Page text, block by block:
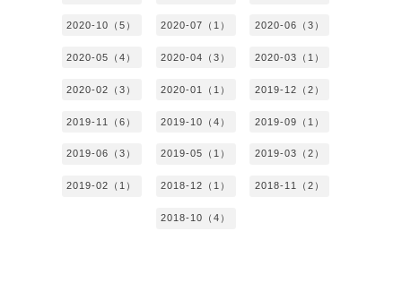
2020-10（5） 2020-07（1） 2020-06（3）
2020-05（4） 2020-04（3） 2020-03（1）
2020-02（3） 2020-01（1） 2019-12（2）
2019-11（6） 2019-10（4） 2019-09（1）
2019-06（3） 2019-05（1） 2019-03（2）
2019-02（1） 2018-12（1） 2018-11（2）
2018-10（4）